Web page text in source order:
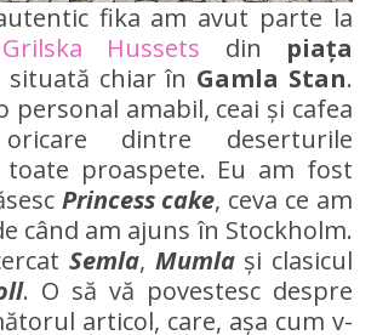
fika am avut parte la
Grilska Hussets din piața
situată chiar în Gamla Stan.
personal amabil, ceai și cafea
dintre deserturile
toate proaspete. Eu am fost
Princess cake, ceva ce am
când am ajuns în Stockholm.
Semla, Mumlași clasicul
. O să vă povestesc despre
articol, care, așa cum v-